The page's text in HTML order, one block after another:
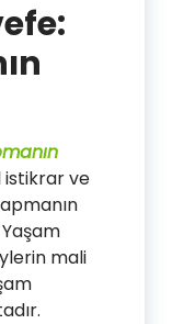
istikrar ve
mali